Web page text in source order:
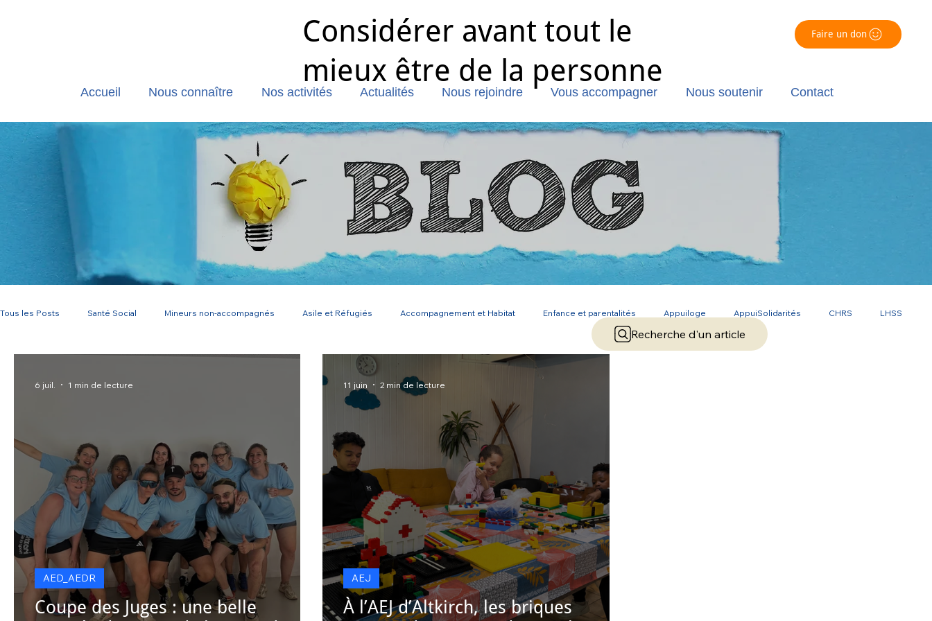
Accueil Nous connaître Nos activités Actualités Nous rejoindre Vous accompagner Nous soutenir Contact
Considérer avant tout le
mieux être de la personne
Faire un don
Tous les Posts Santé Social Mineurs non-accompagnés Asile et Réfugiés Accompagnement et Habitat Enfance et parentalités Appuiloge AppuiSolidarités CHRS LHSS
Coupe des Juges : une belle
AED_AEDR
6 juil. 1 min de lecture
À l’AEJ d’Altkirch, les briques
AEJ
11 juin 2 min de lecture
Recherche d'un article